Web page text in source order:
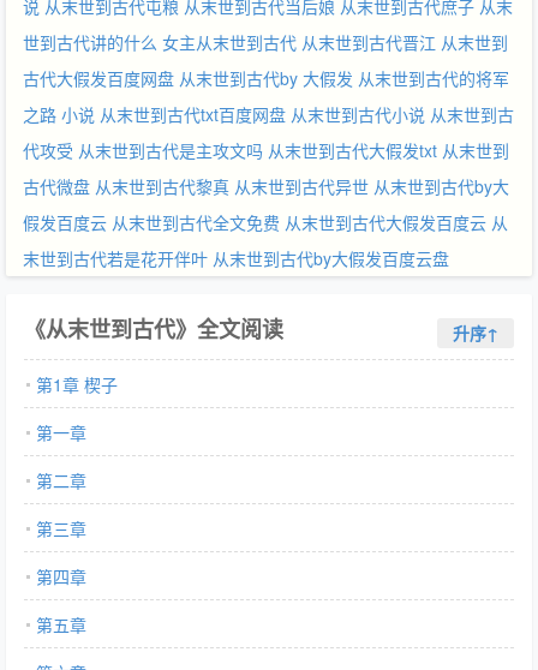
说 从末世到古代屯粮 从末世到古代当后娘 从末世到古代庶子 从末
世到古代讲的什么 女主从末世到古代 从末世到古代晋江 从末世到
古代大假发百度网盘 从末世到古代by 大假发 从末世到古代的将军
之路 小说 从末世到古代txt百度网盘 从末世到古代小说 从末世到古
代攻受 从末世到古代是主攻文吗 从末世到古代大假发txt 从末世到
古代微盘 从末世到古代黎真 从末世到古代异世 从末世到古代by大
假发百度云 从末世到古代全文免费 从末世到古代大假发百度云 从
末世到古代若是花开伴叶 从末世到古代by大假发百度云盘
《从末世到古代》全文阅读 升序↑
第1章 楔子
第一章
第二章
第三章
第四章
第五章